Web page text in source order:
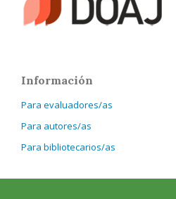
Información
Para evaluadores/as
Para autores/as
Para bibliotecarios/as